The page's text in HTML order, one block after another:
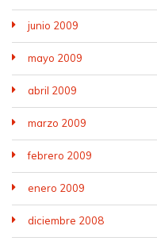
junio 2009
mayo 2009
abril 2009
marzo 2009
febrero 2009
enero 2009
diciembre 2008